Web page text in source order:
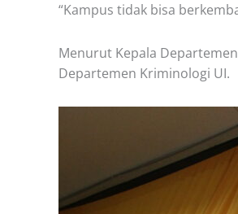
“Kampus tidak bisa
Menurut Kepala
Departemen Kriminologi UI.